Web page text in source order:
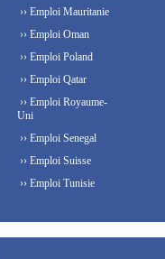
›› Emploi Mauritanie
›› Emploi Oman
›› Emploi Poland
›› Emploi Qatar
›› Emploi Royaume-
Uni
›› Emploi Senegal
›› Emploi Suisse
›› Emploi Tunisie